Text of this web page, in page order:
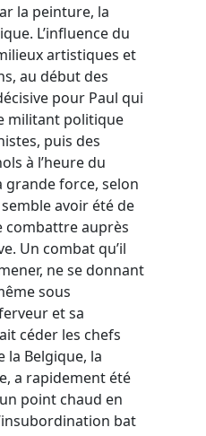
la peinture, la
L’influence du
artistiques et
au début des
pour Paul qui
militant politique
puis des
à l’heure du
grande force, selon
avoir été de
combattre auprès
Un combat qu’il
ne se donnant
sous
et sa
céder les chefs
la Belgique, la
a rapidement été
point chaud en
bat